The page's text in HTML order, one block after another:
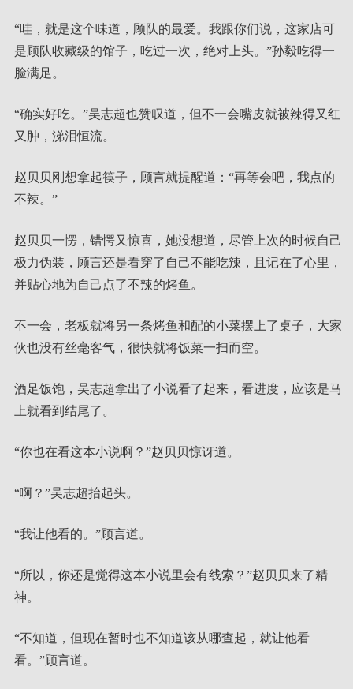
“哇，就是这个味道，顾队的最爱。我跟你们说，这家店可
是顾队收藏级的馆子，吃过一次，绝对上头。”孙毅吃得一
脸满足。
“确实好吃。”吴志超也赞叹道，但不一会嘴皮就被辣得又红
又肿，涕泪恒流。
赵贝贝刚想拿起筷子，顾言就提醒道：“再等会吧，我点的
不辣。”
赵贝贝一愣，错愕又惊喜，她没想道，尽管上次的时候自己
极力伪装，顾言还是看穿了自己不能吃辣，且记在了心里，
并贴心地为自己点了不辣的烤鱼。
不一会，老板就将另一条烤鱼和配的小菜摆上了桌子，大家
伙也没有丝毫客气，很快就将饭菜一扫而空。
酒足饭饱，吴志超拿出了小说看了起来，看进度，应该是马
上就看到结尾了。
“你也在看这本小说啊？”赵贝贝惊讶道。
“啊？”吴志超抬起头。
“我让他看的。”顾言道。
“所以，你还是觉得这本小说里会有线索？”赵贝贝来了精
神。
“不知道，但现在暂时也不知道该从哪查起，就让他看
看。”顾言道。